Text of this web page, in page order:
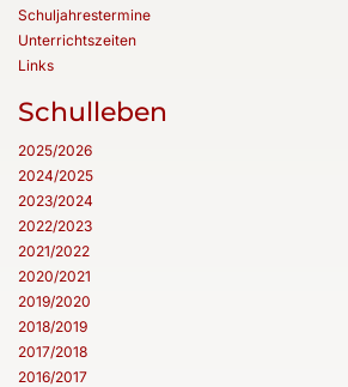
Schuljahrestermine
Unterrichtszeiten
Links
Schulleben
2025/2026
2024/2025
2023/2024
2022/2023
2021/2022
2020/2021
2019/2020
2018/2019
2017/2018
2016/2017